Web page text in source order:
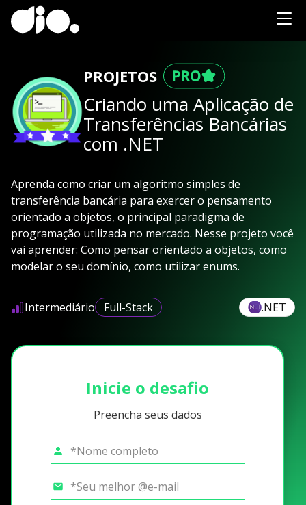
PROJETOS
Criando uma Aplicação de
Transferências Bancárias
com .NET
Aprenda como criar um algoritmo simples de
transferência bancária para exercer o pensamento
orientado a objetos, o principal paradigma de
programação utilizada no mercado. Nesse projeto você
vai aprender: Como pensar orientado a objetos, como
modelar o seu domínio, como utilizar enums.
Intermediário Full-Stack .NET
Inicie o desafio
Preencha seus dados